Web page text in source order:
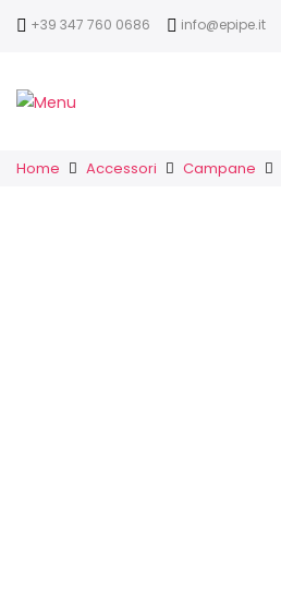
+39 347 760 0686 info@epipe.it
Home Accessori Campane